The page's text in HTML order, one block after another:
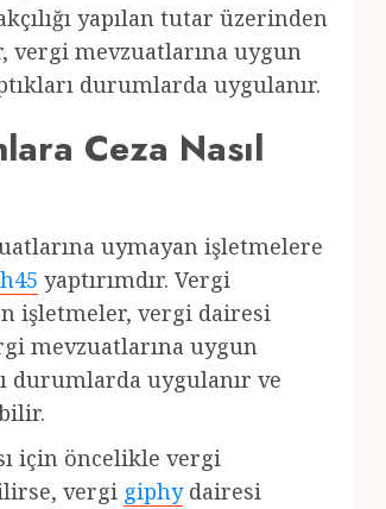
yapılan tutar üzerinden
vergi mevzuatlarına uygun
durumlarda uygulanır.
Ceza Nasıl
uymayan işletmelere
yaptırımdır. Vergi
işletmeler, vergi dairesi
mevzuatlarına uygun
durumlarda uygulanır ve
için öncelikle vergi
vergi giphydairesi